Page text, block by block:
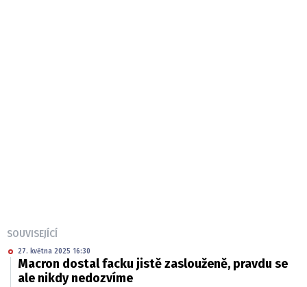
SOUVISEJÍCÍ
27. května 2025 16:30
Macron dostal facku jistě zaslouženě, pravdu se
ale nikdy nedozvíme